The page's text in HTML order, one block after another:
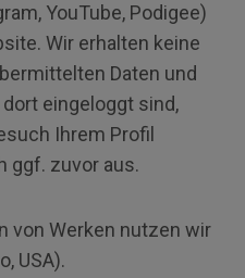
YouTube, Podigee)
Wir erhalten keine
Daten und
eingeloggt sind,
Ihrem Profil
ggf. zuvor aus.
von Werken nutzen wir
USA).